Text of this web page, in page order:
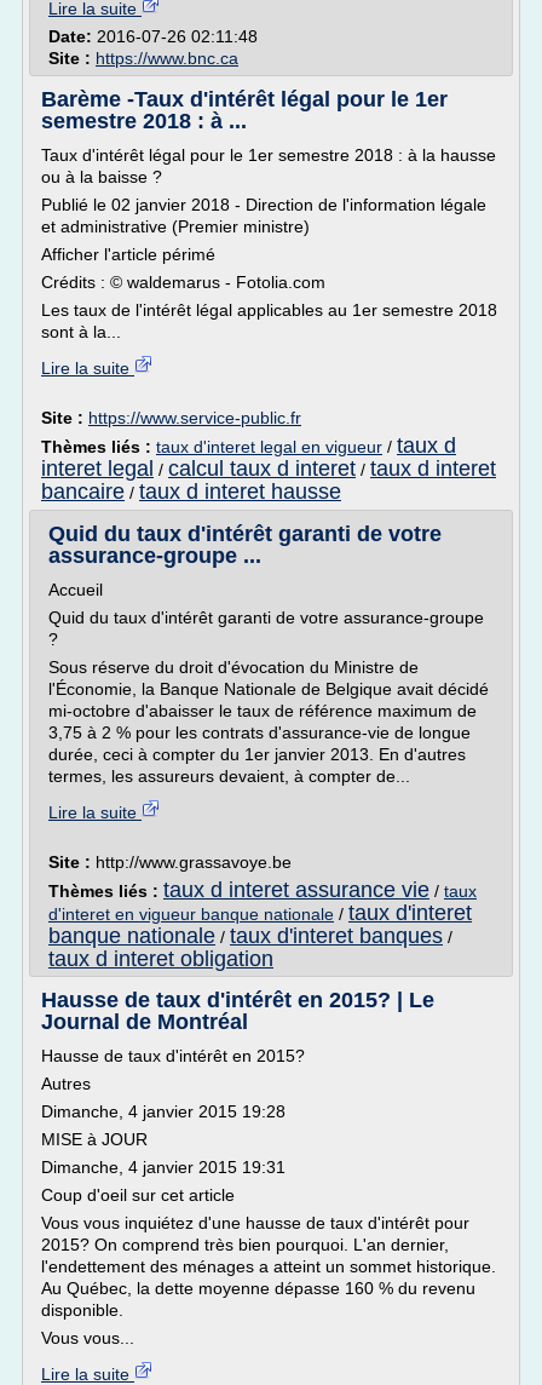
Lire la suite
Date: 2016-07-26 02:11:48
Site : https://www.bnc.ca
Barème -Taux d'intérêt légal pour le 1er
semestre 2018 : à ...
Taux d'intérêt légal pour le 1er semestre 2018 : à la hausse
ou à la baisse ?
Publié le 02 janvier 2018 - Direction de l'information légale
et administrative (Premier ministre)
Afficher l'article périmé
Crédits : © waldemarus - Fotolia.com
Les taux de l'intérêt légal applicables au 1er semestre 2018
sont à la...
Lire la suite
Site : https://www.service-public.fr
Thèmes liés : taux d'interet legal en vigueur / taux d
interet legal / calcul taux d interet / taux d interet
bancaire / taux d interet hausse
Quid du taux d'intérêt garanti de votre
assurance-groupe ...
Accueil
Quid du taux d'intérêt garanti de votre assurance-groupe
?
Sous réserve du droit d'évocation du Ministre de
l'Économie, la Banque Nationale de Belgique avait décidé
mi-octobre d'abaisser le taux de référence maximum de
3,75 à 2 % pour les contrats d'assurance-vie de longue
durée, ceci à compter du 1er janvier 2013. En d'autres
termes, les assureurs devaient, à compter de...
Lire la suite
Site : http://www.grassavoye.be
Thèmes liés : taux d interet assurance vie / taux
d'interet en vigueur banque nationale / taux d'interet
banque nationale / taux d'interet banques /
taux d interet obligation
Hausse de taux d'intérêt en 2015? | Le
Journal de Montréal
Hausse de taux d'intérêt en 2015?
Autres
Dimanche, 4 janvier 2015 19:28
MISE à JOUR
Dimanche, 4 janvier 2015 19:31
Coup d'oeil sur cet article
Vous vous inquiétez d'une hausse de taux d'intérêt pour
2015? On comprend très bien pourquoi. L'an dernier,
l'endettement des ménages a atteint un sommet historique.
Au Québec, la dette moyenne dépasse 160 % du revenu
disponible.
Vous vous...
Lire la suite